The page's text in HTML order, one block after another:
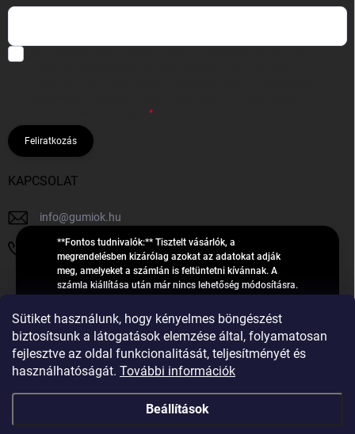
Sütiket használunk, hogy kényelmes böngészést
biztosítsunk a látogatások elemzése által, folyamatosan
fejlesztve az oldal funkcionalitását, teljesítményét és
használhatóságát. További információk
Beállítások
**Fontos tudnivalók:** Tisztelt vásárlók, a
megrendelésben kizárólag azokat az adatokat adják
meg, amelyeket a számlán is feltüntetni kívánnak. A
számla kiállítása után már nincs lehetőség módosításra.
feldolgozása” státusz alatt van lehetőség! Csak új,
**2023-ban, 2024-ben vagy 2025-ben** gyártott
gumiabroncsokat árusítunk – a gumik **pontos DOT-
számáról nem adunk felvilágosítást**! Köszönjük. A
feldolgozás alatt álló nagyszámú megrendelésre
vagy feldolgozásáról való tájékoztatásra. Csak
Feliratkozás
KAPCSOLAT
info@gumiok.hu
+36705429902
R
U
K
E
R
Árukereső.hu
gumiok